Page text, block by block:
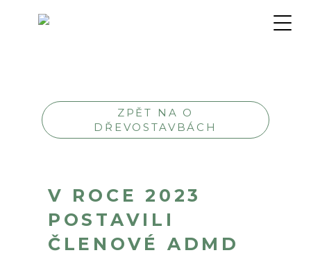
ZPĚT NA O
DŘEVOSTAVBÁCH
V ROCE 2023
POSTAVILI
ČLENOVÉ ADMD